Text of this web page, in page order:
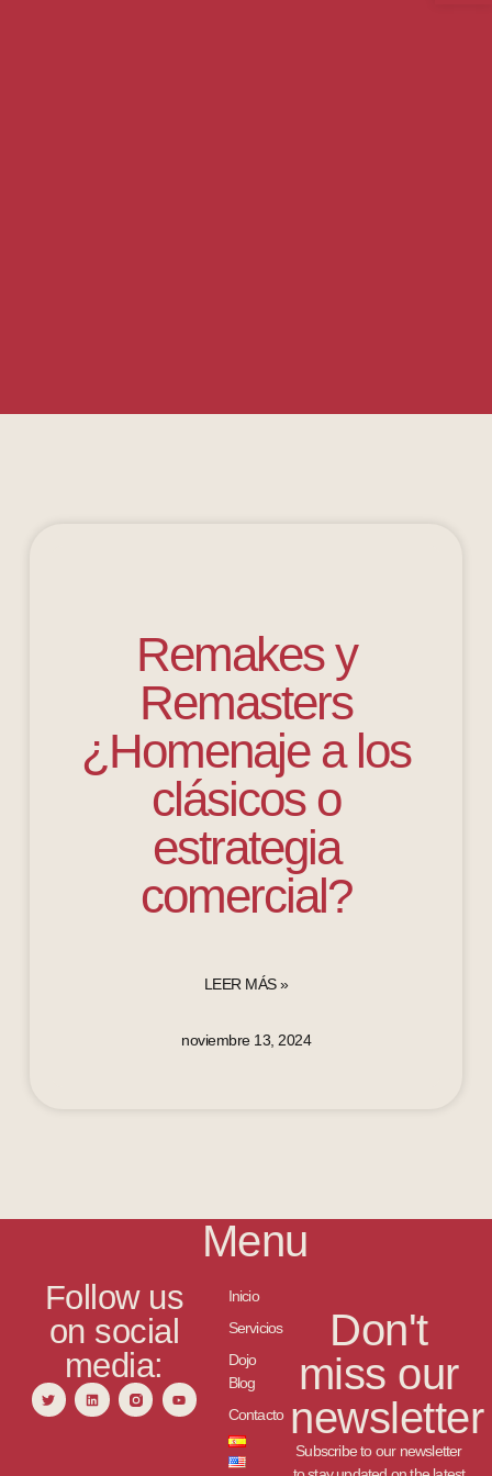
Remakes y
Remasters
¿Homenaje a los
clásicos o
estrategia
comercial?
LEER MÁS »
noviembre 13, 2024
Follow us
on social
media:
Menu
Inicio
Servicios
Dojo
Blog
Contacto
Don't
miss our
newsletter
Subscribe to our newsletter